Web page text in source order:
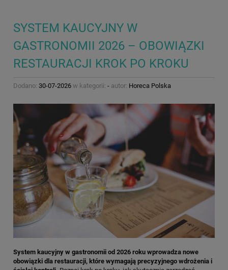
SYSTEM KAUCYJNY W
GASTRONOMII 2026 – OBOWIĄZKI
RESTAURACJI KROK PO KROKU
Dodano: 30-07-2026 w kategorii: - autor: Horeca Polska
System kaucyjny w gastronomii od 2026 roku wprowadza nowe
obowiązki dla restauracji, które wymagają precyzyjnego wdrożenia i